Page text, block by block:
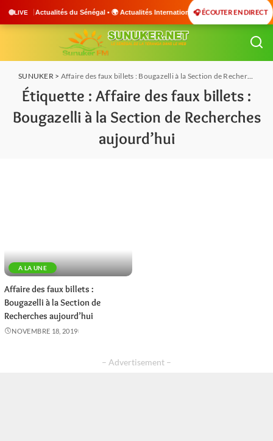
LIVE
• 🇸🇳 Actualités du Sénégal • 🌍 Actualités Internationales • 🎙️ Débats • 🎤
🎧 ÉCOUTER EN DIRECT
SUNUKER> Affaire des faux billets : Bougazelli à la Section de Recherches aujourd'hui
Étiquette : Affaire des faux billets :
Bougazelli à la Section de Recherches
aujourd’hui
A LA UNE
Affaire des faux billets :
Bougazelli à la Section de
Recherches aujourd’hui
NOVEMBRE 18, 2019
– Advertisement –